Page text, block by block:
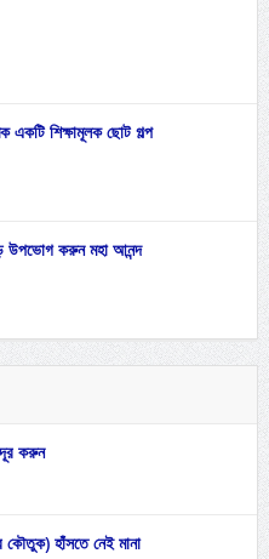
একটি শিক্ষামূলক ছোট গল্প
উপভোগ করুন মহা আনন্দ
করুন
কৌতুক) হাঁসতে নেই মানা